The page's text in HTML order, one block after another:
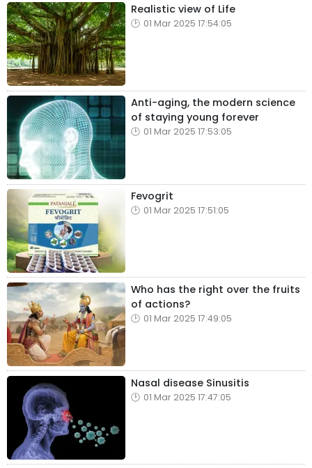
Realistic view of Life
01 Mar 2025 17:54:05
Anti-aging, the modern science
of staying young forever
01 Mar 2025 17:53:05
Fevogrit
01 Mar 2025 17:51:05
Who has the right over the fruits
of actions?
01 Mar 2025 17:49:05
Nasal disease Sinusitis
01 Mar 2025 17:47:05